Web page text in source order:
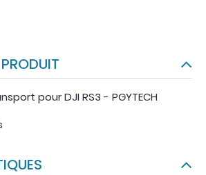
PRODUIT
pour DJI RS3 - PGYTECH